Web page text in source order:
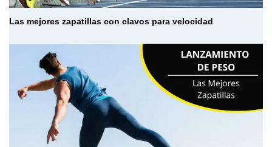
Las mejores zapatillas con clavos para velocidad